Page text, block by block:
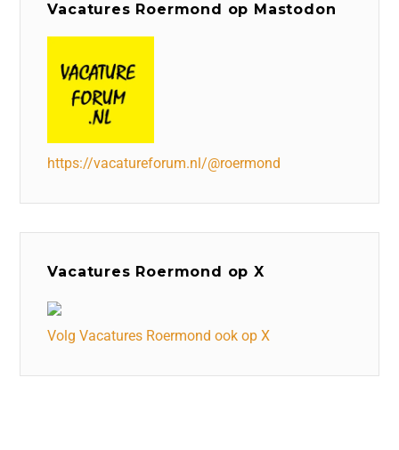
Vacatures Roermond op Mastodon
https://vacatureforum.nl/@roermond
Vacatures Roermond op X
Volg Vacatures Roermond ook op X